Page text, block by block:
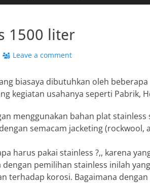
1500 liter
Leave a comment
biasaya dibutuhkan oleh beberapa
kegiatan usahanya seperti Pabrik,
menggunakan bahan plat
semacam jacketing (rockwool,
harus pakai stainless ?,, karena
pemilihan stainless inilah
terhadap korosi. Bagaimana